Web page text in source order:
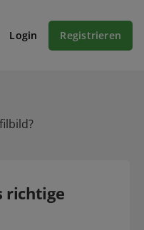
Login Registrieren
richtige